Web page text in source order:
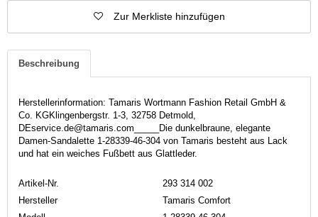
Zur Merkliste hinzufügen
Beschreibung
Herstellerinformation: Tamaris Wortmann Fashion Retail GmbH &
Co. KGKlingenbergstr. 1-3, 32758 Detmold,
DEservice.de@tamaris.com_____Die dunkelbraune, elegante
Damen-Sandalette 1-28339-46-304 von Tamaris besteht aus Lack
und hat ein weiches Fußbett aus Glattleder.
Artikel-Nr.
293 314 002
Hersteller
Tamaris Comfort